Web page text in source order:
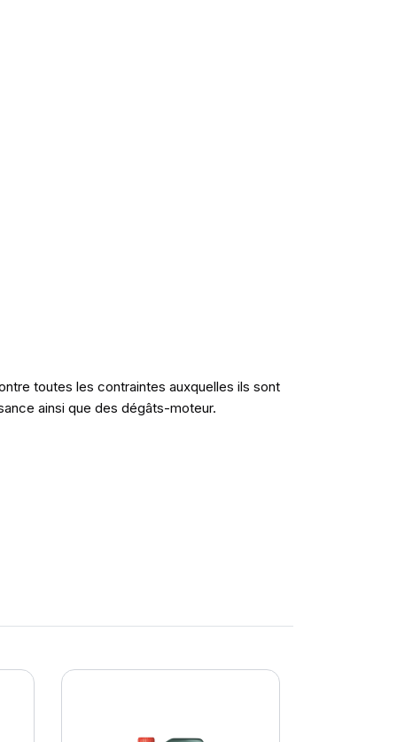
toutes les contraintes auxquelles ils sont
ainsi que des dégâts-moteur.